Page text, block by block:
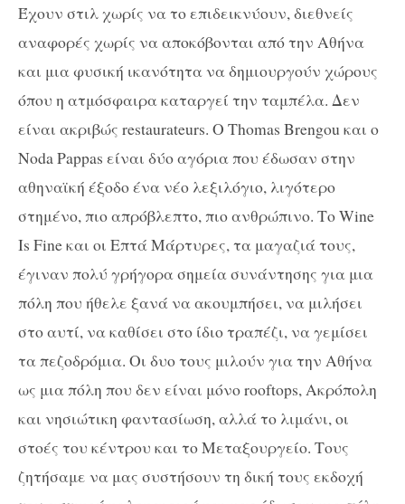
Έχουν στιλ χωρίς να το επιδεικνύουν, διεθνείς
αναφορές χωρίς να αποκόβονται από την Αθήνα
και μια φυσική ικανότητα να δημιουργούν χώρους
όπου η ατμόσφαιρα καταργεί την ταμπέλα. Δεν
είναι ακριβώς restaurateurs. Ο Thomas Brengou και ο
Noda Pappas είναι δύο αγόρια που έδωσαν στην
αθηναϊκή έξοδο ένα νέο λεξιλόγιο, λιγότερο
στημένο, πιο απρόβλεπτο, πιο ανθρώπινο. Το Wine
Is Fine και οι Επτά Μάρτυρες, τα μαγαζιά τους,
έγιναν πολύ γρήγορα σημεία συνάντησης για μια
πόλη που ήθελε ξανά να ακουμπήσει, να μιλήσει
στο αυτί, να καθίσει στο ίδιο τραπέζι, να γεμίσει
τα πεζοδρόμια. Οι δυο τους μιλούν για την Αθήνα
ως μια πόλη που δεν είναι μόνο rooftops, Ακρόπολη
και νησιώτικη φαντασίωση, αλλά το λιμάνι, οι
στοές του κέντρου και το Μεταξουργείο. Τους
ζητήσαμε να μας συστήσουν τη δική τους εκδοχή